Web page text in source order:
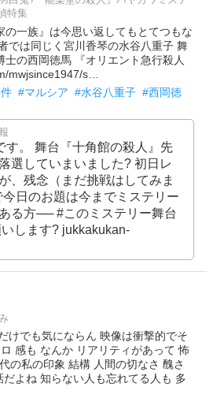
特集
の一族』は今思い返してもとてつもな
では同じく宮川香琴の水谷八重子 舞
士の西岡徳馬 『オリエント急行殺人
mwjsince1947/s…
#マルシア #水谷八重子 #西岡徳
す。 舞台『十角館の殺人』先
選していまいました? 初日レ
、残念（まだ挑戦はしてみま
日のお題は今までミステリー
る方── #このミステリー舞台
します? jukkakukan-
けでも気にならん 映像は衝撃的でそ
感も なんか リアリティがあって 怖
の私の印象 結構 人間の切なさ 醜さ
よね 知らない人も忘れてる人も 多